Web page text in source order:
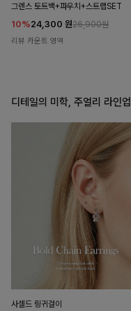
그렌스 토트백+파우치+스트랩SET
10%24,300 원26,900원
리뷰 카운트 영역
디테일의 미학, 주얼리 라인업
사셀드 링귀걸이